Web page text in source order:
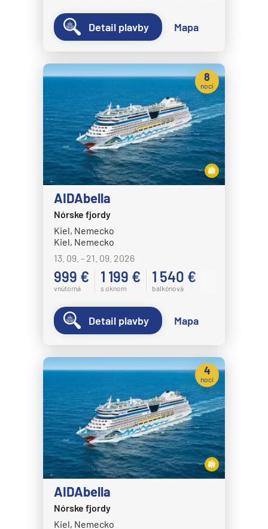
Detail plavby Mapa
AIDAbella
Nórske fjordy
Kiel, Nemecko
Kiel, Nemecko
13. 09. - 21. 09. 2026
999 €
vnútorná
1 199 €
s oknom
1 540 €
balkónová
8
nocí
Detail plavby Mapa
AIDAbella
Nórske fjordy
Kiel, Nemecko
4
noci